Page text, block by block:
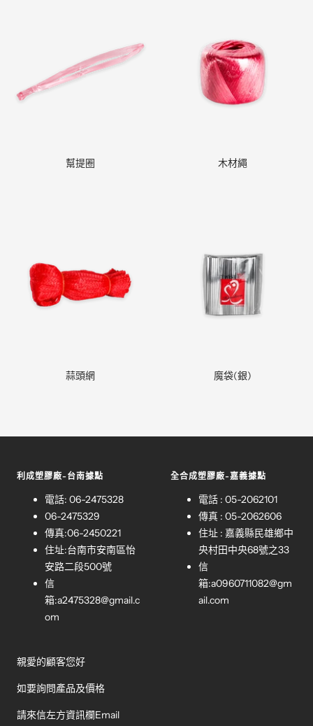
幫提圈 木材繩
蒜頭網 魔袋(銀)
利成塑膠廠-台南據點
電話: 06-2475328
06-2475329
傳真:06-2450221
住址:台南市安南區怡
安路二段500號
信
箱:a2475328@gmail.c
om
全合成塑膠廠-嘉義據點
電話 : 05-2062101
傳真 : 05-2062606
住址 : 嘉義縣民雄鄉中
央村田中央68號之33
信
箱:a0960711082@gm
ail.com
親愛的顧客您好
如要詢問產品及價格
請來信左方資訊欄Email